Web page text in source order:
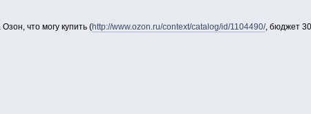
что могу купить (http://www.ozon.ru/context/catalog/id/1104490/, бюджет